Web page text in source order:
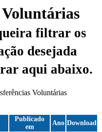
filtrar os
desejada
aqui abaixo.
Voluntárias
Publicado
em
Ano Download